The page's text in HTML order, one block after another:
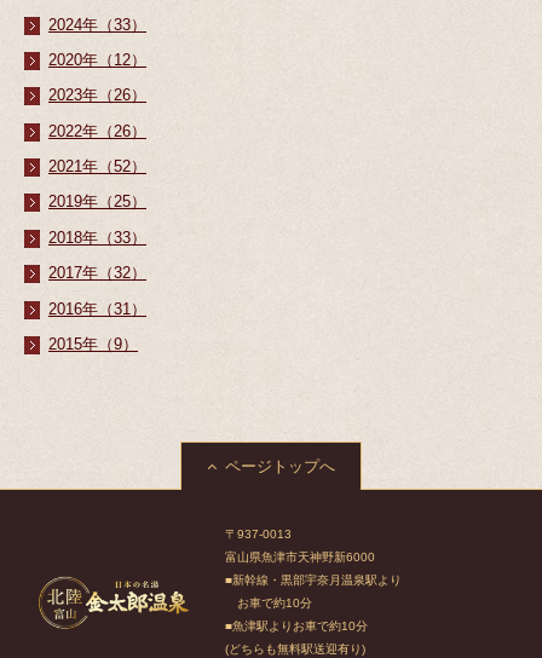
2024年（33）
2020年（12）
2023年（26）
2022年（26）
2021年（52）
2019年（25）
2018年（33）
2017年（32）
2016年（31）
2015年（9）
ページトップへ
〒937-0013
富山県魚津市天神野新6000
■新幹線・黒部宇奈月温泉駅より
お車で約10分
■魚津駅よりお車で約10分
(どちらも無料駅送迎有り)